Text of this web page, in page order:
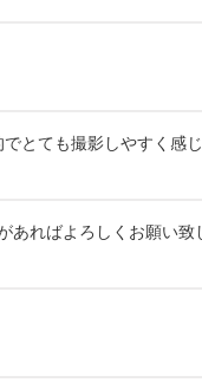
とても撮影しやすく感
ればよろしくお願い致